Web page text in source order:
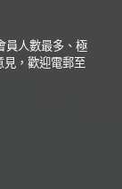
員人數最多、極
見，歡迎電郵至